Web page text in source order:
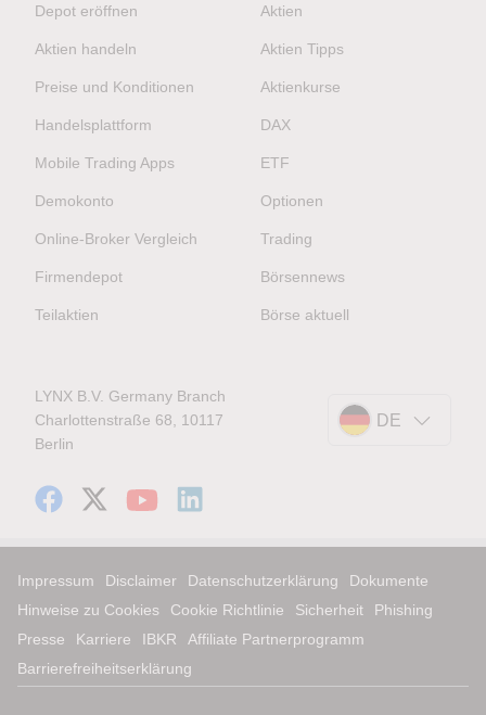
Depot eröffnen
Aktien handeln
Preise und Konditionen
Handelsplattform
Mobile Trading Apps
Demokonto
Online-Broker Vergleich
Firmendepot
Teilaktien
Aktien
Aktien Tipps
Aktienkurse
DAX
ETF
Optionen
Trading
Börsennews
Börse aktuell
LYNX B.V. Germany Branch
Charlottenstraße 68, 10117
Berlin
DE
Impressum Disclaimer Datenschutzerklärung
Dokumente
Hinweise zu Cookies
Cookie Richtlinie Sicherheit
Phishing
Presse
Karriere IBKR
Affiliate Partnerprogramm
Barrierefreiheitserklärung